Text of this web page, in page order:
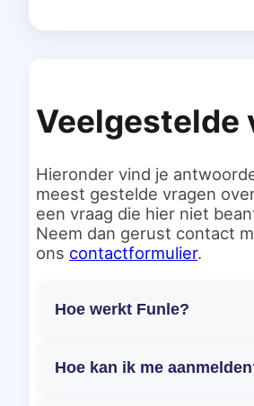
Veelgestelde
Hieronder vind je
meest gestelde vragen
een vraag die hier niet
Neem dan gerust contact
ons contactformulier.
Hoe werkt Funle?
Hoe kan ik me